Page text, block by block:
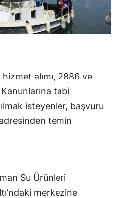
alımı, 2886 ve
tabi
isteyenler, başvuru
temin
Su Ürünleri
merkezine